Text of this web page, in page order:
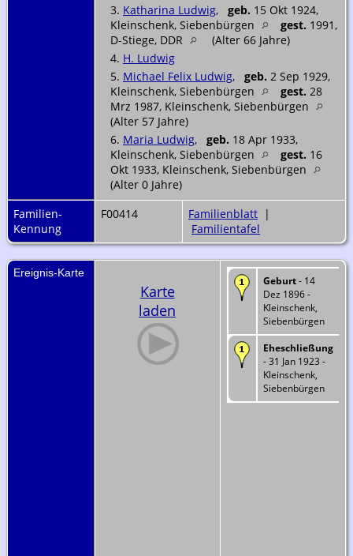
3. Katharina Ludwig, geb. 15 Okt 1924,
Kleinschenk, Siebenbürgen
gest. 1991,
D-Stiege, DDR
(Alter 66 Jahre)
4. H. Ludwig
5. Michael Felix Ludwig, geb. 2 Sep 1929,
Kleinschenk, Siebenbürgen
gest. 28
Mrz 1987, Kleinschenk, Siebenbürgen
(Alter 57 Jahre)
6. Maria Ludwig, geb. 18 Apr 1933,
Kleinschenk, Siebenbürgen
gest. 16
Okt 1933, Kleinschenk, Siebenbürgen
(Alter 0 Jahre)
Familien-
Kennung
F00414 Familienblatt |
Familientafel
Ereignis-Karte
Karte
laden
Geburt- 14
Dez 1896 -
Kleinschenk,
Siebenbürgen
Eheschließung
- 31 Jan 1923 -
Kleinschenk,
Siebenbürgen